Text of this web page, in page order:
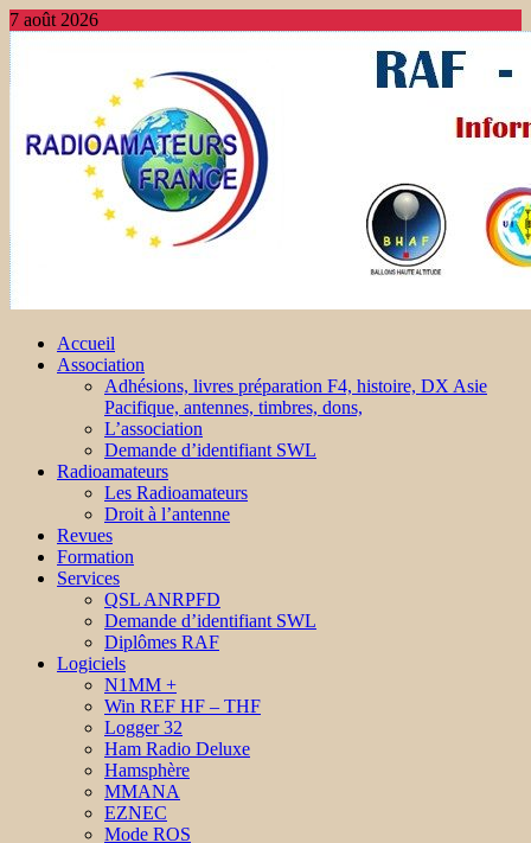
7 août 2026
Accueil
Association
Adhésions, livres préparation F4, histoire, DX Asie
Pacifique, antennes, timbres, dons,
L’association
Demande d’identifiant SWL
Radioamateurs
Les Radioamateurs
Droit à l’antenne
Revues
Formation
Services
QSL ANRPFD
Demande d’identifiant SWL
Diplômes RAF
Logiciels
N1MM +
Win REF HF – THF
Logger 32
Ham Radio Deluxe
Hamsphère
MMANA
EZNEC
Mode ROS